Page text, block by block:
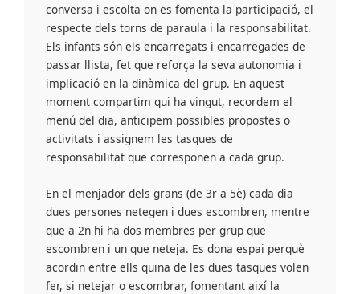
conversa i escolta on es fomenta la participació, el
respecte dels torns de paraula i la responsabilitat.
Els infants són els encarregats i encarregades de
passar llista, fet que reforça la seva autonomia i
implicació en la dinàmica del grup. En aquest
moment compartim qui ha vingut, recordem el
menú del dia, anticipem possibles propostes o
activitats i assignem les tasques de
responsabilitat que corresponen a cada grup.
En el menjador dels grans (de 3r a 5è) cada dia
dues persones netegen i dues escombren, mentre
que a 2n hi ha dos membres per grup que
escombren i un que neteja. Es dona espai perquè
acordin entre ells quina de les dues tasques volen
fer, si netejar o escombrar, fomentant així la